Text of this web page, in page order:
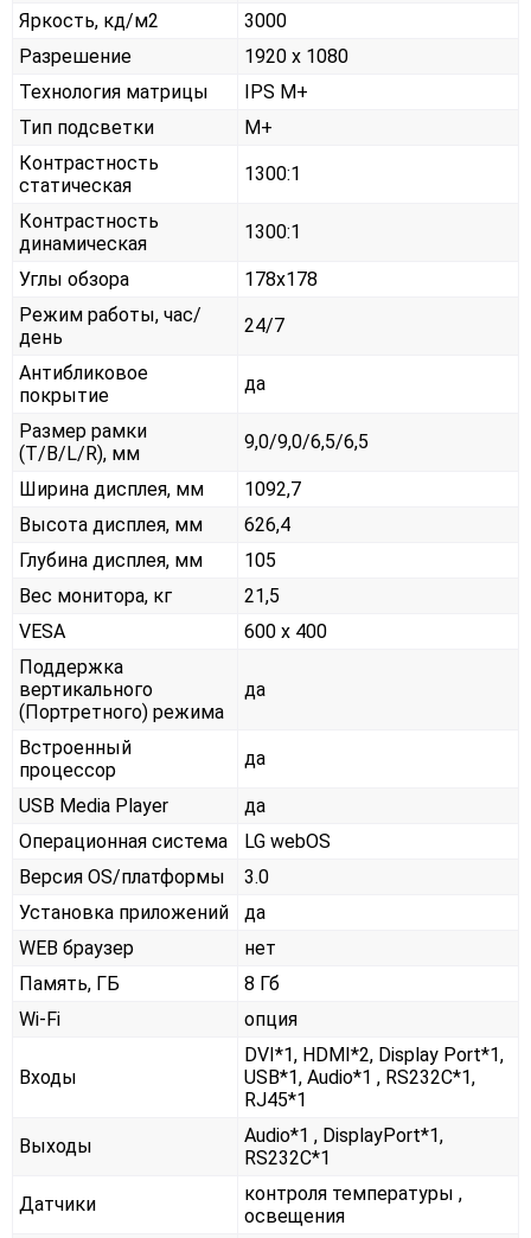
Яркость, кд/м2
3000
Разрешение
1920 x 1080
Технология матрицы
IPS M+
Тип подсветки
M+
Контрастность
статическая
1300:1
Контрастность
динамическая
1300:1
Углы обзора
178x178
Режим работы, час/
день
24/7
Антибликовое
покрытие
да
Размер рамки
(T/B/L/R), мм
9,0/9,0/6,5/6,5
Ширина дисплея, мм
1092,7
Высота дисплея, мм
626,4
Глубина дисплея, мм
105
Вес монитора, кг
21,5
VESA
600 x 400
Поддержка
вертикального
(Портретного) режима
да
Встроенный
процессор
да
USB Media Player
да
Операционная система
LG webOS
Версия OS/платформы
3.0
Установка приложений
да
WEB браузер
нет
Память, ГБ
8 Гб
Wi-Fi
опция
Входы
DVI*1, HDMI*2, Display Port*1,
USB*1, Audio*1 , RS232С*1,
RJ45*1
Выходы
Audio*1 , DisplayPort*1,
RS232С*1
Датчики
контроля температуры ,
освещения